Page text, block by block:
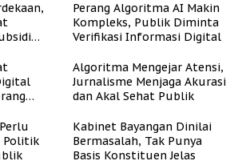
Perang Algoritma AI Makin
Kompleks, Publik Diminta
Verifikasi Informasi Digital
Algoritma Mengejar Atensi,
Jurnalisme Menjaga Akurasi
dan Akal Sehat Publik
Politik
Kabinet Bayangan Dinilai
Bermasalah, Tak Punya
Basis Konstituen Jelas